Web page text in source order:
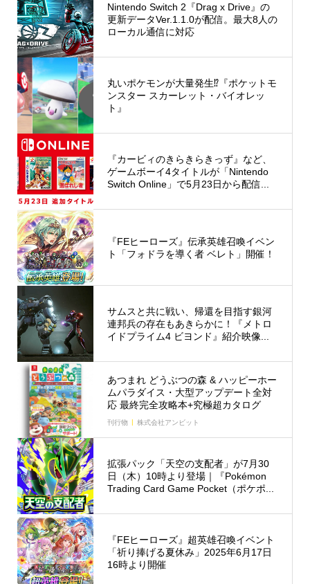
Nintendo Switch 2『Drag x Drive』の
更新データVer.1.1.0が配信。最大8人の
ローカル通信に対応
丸いポケモンが大量発生⁉︎『ポケットモ
ンスター スカーレット・バイオレッ
ト』
『カービィのきらきらきっず』など、
ゲームボーイ4タイトルが「Nintendo
Switch Online」で5月23日から配信...
『FEヒーローズ』伝承英雄召喚イベン
ト「フォドラを導く者 ベレト」開催！
サムスと共に戦い、帰還を目指す銀河
連邦兵の存在もあきらかに！『メトロ
イドプライム4 ビヨンド』紹介映像...
あつまれ どうぶつの森 & ハッピーホー
ムパラダイス・大型アップデート全対
応 最終完全攻略本+究極超カタログ
刊行物 株式会社アンビット
拡張パック「天空の支配者」が7月30
日（木）10時より登場｜『Pokémon
Trading Card Game Pocket（ポケポ...
『FEヒーローズ』超英雄召喚イベント
「祈り捧げる夏休み」2025年6月17日
16時より開催